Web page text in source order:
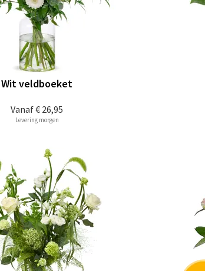
Vanaf€ 26,95
Wit veldboeket
Levering morgen